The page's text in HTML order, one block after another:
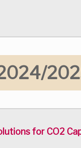
for CO2